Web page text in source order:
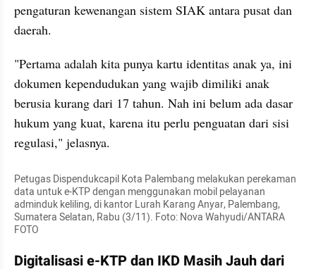
pengaturan kewenangan sistem SIAK antara pusat dan
daerah.
"Pertama adalah kita punya kartu identitas anak ya, ini
dokumen kependudukan yang wajib dimiliki anak
berusia kurang dari 17 tahun. Nah ini belum ada dasar
hukum yang kuat, karena itu perlu penguatan dari sisi
regulasi," jelasnya.
Petugas Dispendukcapil Kota Palembang melakukan perekaman
data untuk e-KTP dengan menggunakan mobil pelayanan
adminduk keliling, di kantor Lurah Karang Anyar, Palembang,
Sumatera Selatan, Rabu (3/11). Foto: Nova Wahyudi/ANTARA
FOTO
Digitalisasi e-KTP dan IKD Masih Jauh dari